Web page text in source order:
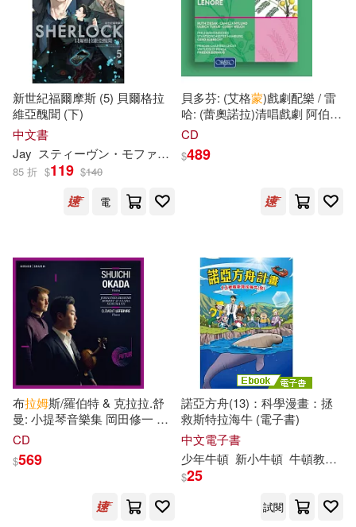
三民(1) 上海人民出版社(1)
中國地圖出版社(1)
中國社會科學出版社(1)
大智文化(1)
太古國際(1) 環球-DECCA(1)
立緒(1) 紅旗出版社(1)
華東師範大學出版社(1)
遼寧教育出版社(1)
阿思克愛科學有限公司(1)
其他 (可複選)
現在可購買商品(34)
價格
範圍
-
新世紀福爾摩斯 (5) 貝爾格拉
維亞醜聞 (下)
中文書
Jay スティーヴン・モファット マーク・ゲイティス
85 折 $119 $140
電
貝多芬: (艾格蒙)戲劇配樂 / 雷
哈: (蕾奧諾拉)清唱戲劇 阿伯瑞
許特 & 弗利德‧貝爾紐
Op. 84 & Antonín Reicha:
CD
$489
布拉姆斯/羅伯特 & 克拉拉.舒
曼: 小提琴音樂集 岡田修一 小
提琴 克萊蒙.魯費柏 鋼琴
Brahms, Robert & Clara
CD
$569
諾亞方舟(13)：科學漫畫：拯
救斯特拉海牛 (電子書)
中文電子書
少年牛頓 新小牛頓 牛頓教科書編輯群
$25
試閱